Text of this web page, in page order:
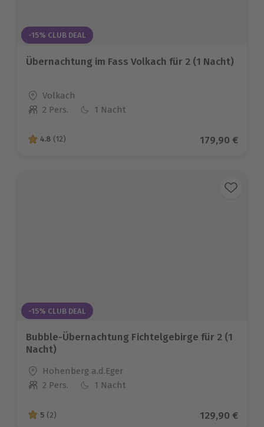
-15% CLUB DEAL
Übernachtung im Fass Volkach für 2 (1 Nacht)
Standort
Volkach
Anzahl der Teilnehmer
2 Pers. 1 Nacht
4.8 von 5 Sternen basierend auf 12 Bewertungen
4.8 (12) Aktueller
179,90 €
-15% CLUB DEAL
Bubble-Übernachtung Fichtelgebirge für 2 (1
Nacht)
Standort
Hohenberg a.d.Eger
Anzahl der Teilnehmer
2 Pers. 1 Nacht
5 von 5 Sternen basierend auf 2 Bewertungen
5 (2) Aktueller
129,90 €